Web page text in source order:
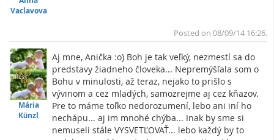
Vaclavova
Posted on 08/09/14 16:26.
Mária
Künzl
Aj mne, Anička :o) Boh je tak veľký, nezmestí sa do
predstavy žiadneho človeka... Nepremýšľala som o
Bohu v minulosti, až teraz, nejako to prišlo s
vývinom a cez mladých, samozrejme aj cez kňazov.
Pre to máme toľko nedorozumení, lebo ani iní ho
nechápu... aj im mnohé chýba... Inak by sme si
nemuseli stále VYSVETĽOVAŤ... lebo každý by to